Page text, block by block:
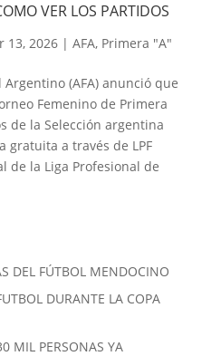
VER LOS PARTIDOS
13, 2026| AFA, Primera "A"
(AFA) anunció que
Femenino de Primera
de la Selección argentina
gratuita a través de LPF
de la Liga Profesional de
DEL FÚTBOL MENDOCINO
DURANTE LA COPA
MIL PERSONAS YA